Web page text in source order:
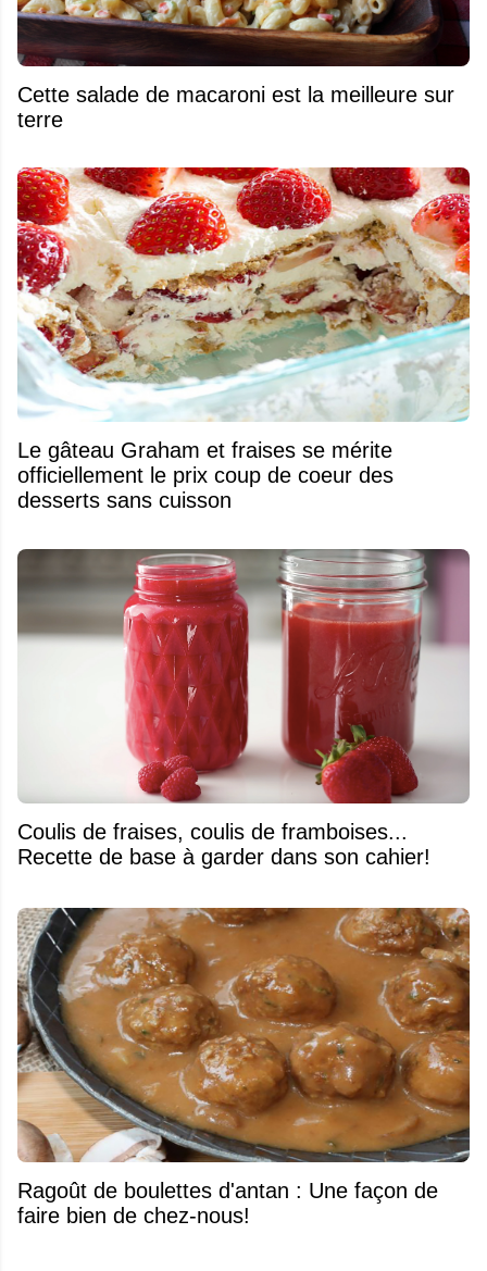
Cette salade de macaroni est la meilleure sur
terre
Le gâteau Graham et fraises se mérite
officiellement le prix coup de coeur des
desserts sans cuisson
Coulis de fraises, coulis de framboises...
Recette de base à garder dans son cahier!
Ragoût de boulettes d'antan : Une façon de
faire bien de chez-nous!